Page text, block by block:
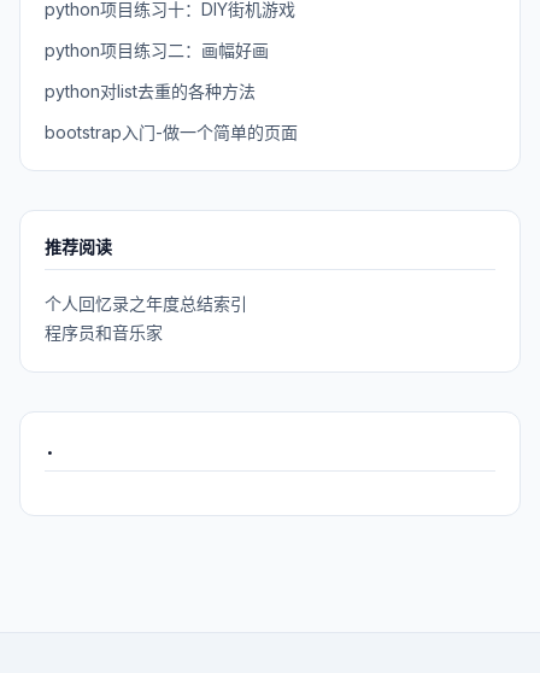
python项目练习十：DIY街机游戏
python项目练习二：画幅好画
python对list去重的各种方法
bootstrap入门-做一个简单的页面
推荐阅读
个人回忆录之年度总结索引
程序员和音乐家
.